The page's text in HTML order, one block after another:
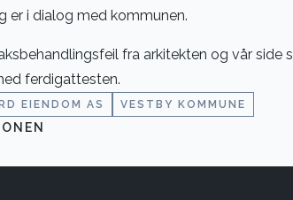
er i dialog med kommunen.
fra arkitekten og vår side
ferdigattesten.
EIENDOM AS VESTBY KOMMUNE